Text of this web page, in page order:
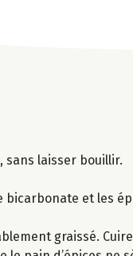
sans laisser bouillir.
et les
graissé.